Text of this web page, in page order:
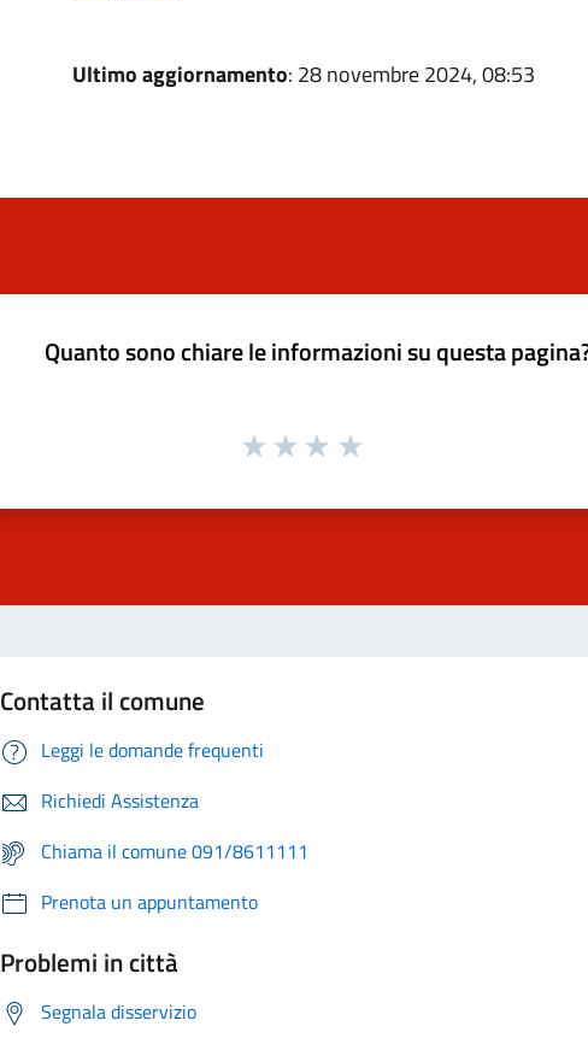
Ultimo aggiornamento: 28 novembre 2024, 08:53
Quanto sono chiare le informazioni su questa
Contatta il comune
Leggi le domande frequenti
Richiedi Assistenza
Chiama il comune 091/8611111
Prenota un appuntamento
Problemi in città
Segnala disservizio